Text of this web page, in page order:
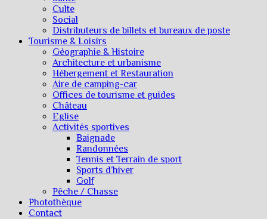
Culte
Social
Distributeurs de billets et bureaux de poste
Tourisme & Loisirs
Géographie & Histoire
Architecture et urbanisme
Hébergement et Restauration
Aire de camping-car
Offices de tourisme et guides
Château
Eglise
Activités sportives
Baignade
Randonnées
Tennis et Terrain de sport
Sports d’hiver
Golf
Pêche / Chasse
Photothèque
Contact